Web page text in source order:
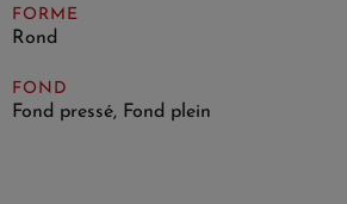
FORME
Rond
FOND
Fond pressé, Fond plein